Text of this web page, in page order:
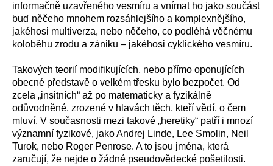
informačně uzavřeného vesmíru a vnímat ho jako součást
buď něčeho mnohem rozsáhlejšího a komplexnějšího,
jakéhosi multiverza, nebo něčeho, co podléhá věčnému
koloběhu zrodu a zániku – jakéhosi cyklického vesmíru.
Takových teorií modifikujících, nebo přímo oponujících
obecné představě o velkém třesku bylo bezpočet. Od
zcela „insitních“ až po matematicky a fyzikálně
odůvodněné, zrozené v hlavách těch, kteří vědí, o čem
mluví. V současnosti mezi takové „heretiky“ patří i mnozí
významní fyzikové, jako Andrej Linde, Lee Smolin, Neil
Turok, nebo Roger Penrose. A to jsou jména, která
zaručují, že nejde o žádné pseudovědecké pošetilosti.